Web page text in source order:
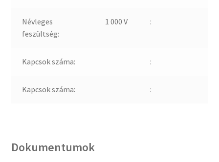
Névleges
feszültség:
1 000 V :
Kapcsok száma: :
Kapcsok száma: :
Dokumentumok